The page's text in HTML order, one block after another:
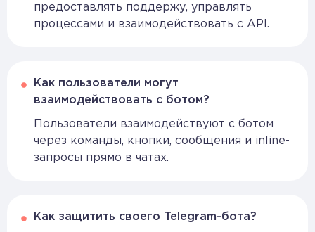
предоставлять поддержу, управлять
процессами и взаимодействовать с API.
Как пользователи могут
взаимодействовать с ботом?
Пользователи взаимодействуют с ботом
через команды, кнопки, сообщения и inline-
запросы прямо в чатах.
Как защитить своего Telegram-бота?